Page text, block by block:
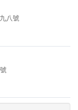
八號